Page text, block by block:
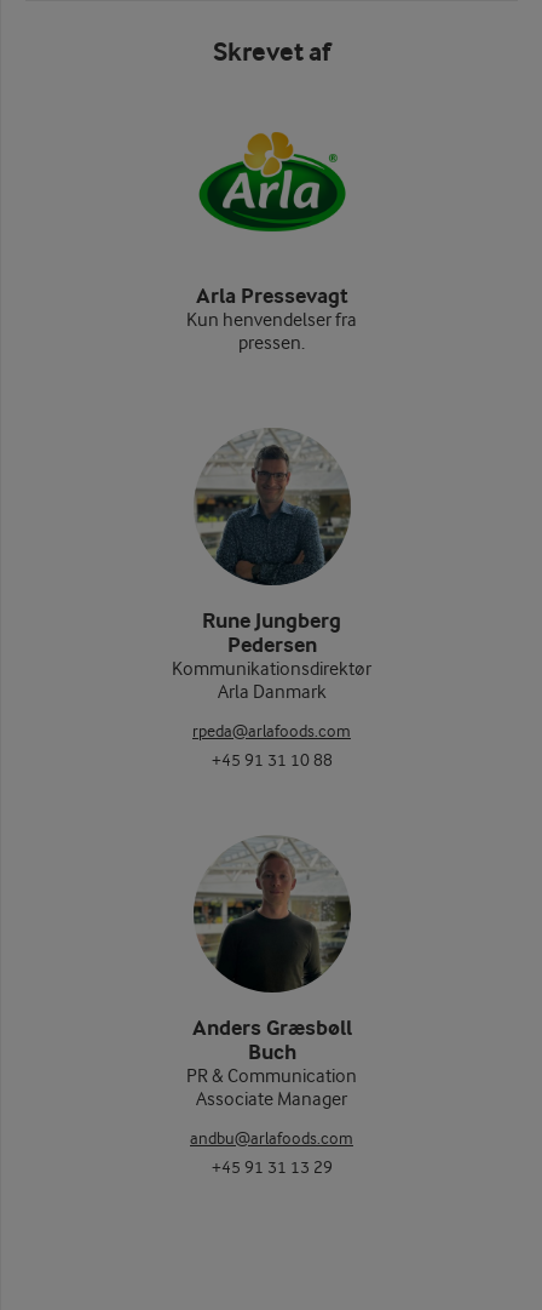
Skrevet af
Arla Pressevagt
Kun henvendelser fra
pressen.
Rune Jungberg
Pedersen
Kommunikationsdirektør
Arla Danmark
rpeda@arlafoods.com
+45 91 31 10 88
Anders Græsbøll
Buch
PR & Communication
Associate Manager
andbu@arlafoods.com
+45 91 31 13 29